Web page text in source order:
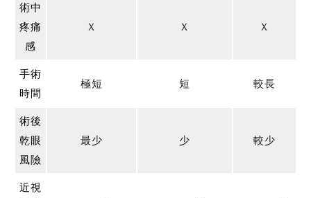
術中
疼痛
感
Ｘ Ｘ Ｘ
手術
時間
極短 短 較長
術後
乾眼
風險
最少 少 較少
近視